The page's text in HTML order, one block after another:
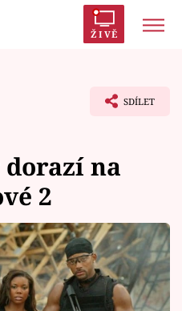
ŽIVĚ
SDÍLET
na
2